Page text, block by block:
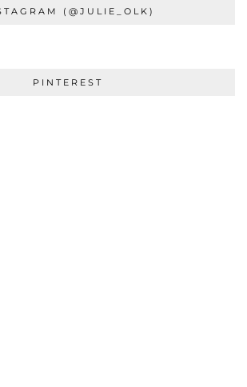
(@JULIE_OLK)
PINTEREST